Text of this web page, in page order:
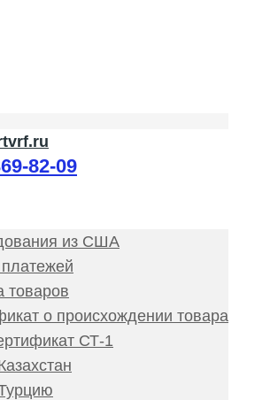
82-09
из США
товаров
о происхождении товара
СТ-1